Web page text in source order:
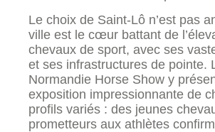
Le choix de Saint-Lô n’est pas
ville est le cœur battant de
chevaux de sport, avec ses
et ses infrastructures de pointe.
Normandie Horse Show y
exposition impressionnante de
profils variés : des jeunes
prometteurs aux athlètes